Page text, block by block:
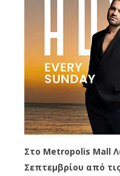
Στο Metropolis Mall
Σεπτεμβρίου από